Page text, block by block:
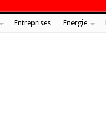
Entreprises Energie